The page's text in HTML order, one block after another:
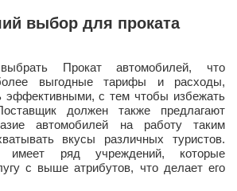
выбор для проката
Прокат автомобилей, что
выгодные тарифы и расходы,
эффективными, с тем чтобы избежать
должен также предлагают
автомобилей на работу таким
вкусы различных туристов.
имеет ряд учреждений, которые
с выше атрибутов, что делает его